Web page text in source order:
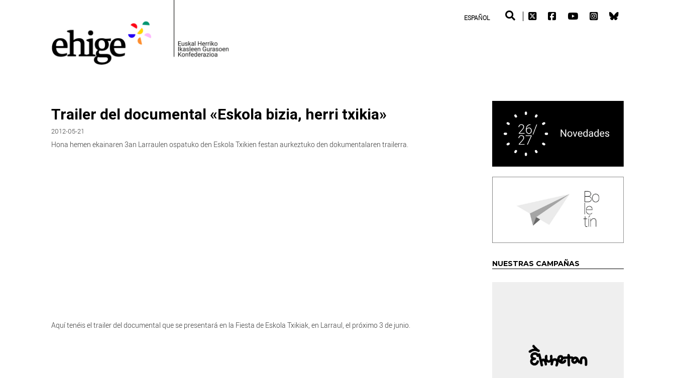
ESPAÑOL
Trailer del documental «Eskola bizia, herri txikia»
2012-05-21
Hona hemen ekainaren 3an Larraulen ospatuko den Eskola Txikien festan aurkeztuko den dokumentalaren trailerra.
Aquí tenéis el trailer del documental que se presentará en la Fiesta de Eskola Txikiak, en Larraul, el próximo 3 de junio.
NUESTRAS CAMPAÑAS